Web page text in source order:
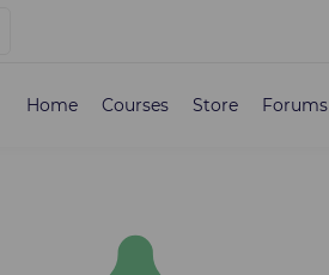
Home Courses Store Forums